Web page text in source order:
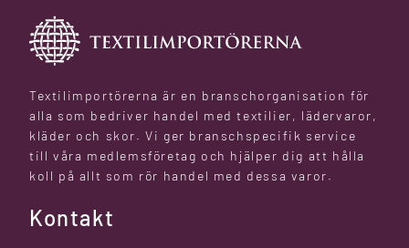
Textilimportörerna är en branschorganisation för
alla som bedriver handel med textilier, lädervaror,
kläder och skor. Vi ger branschspecifik service
till våra medlemsföretag och hjälper dig att hålla
koll på allt som rör handel med dessa varor.
Kontakt